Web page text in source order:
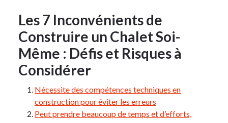
Les 7 Inconvénients de
Construire un Chalet Soi-
Même : Défis et Risques à
Considérer
Nécessite des compétences techniques en
construction pour éviter les erreurs
Peut prendre beaucoup de temps et d’efforts,